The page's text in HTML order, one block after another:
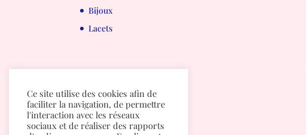
Bijoux
Lacets
Ce site utilise des cookies afin de
faciliter la navigation, de permettre
l'interaction avec les réseaux
sociaux et de réaliser des rapports